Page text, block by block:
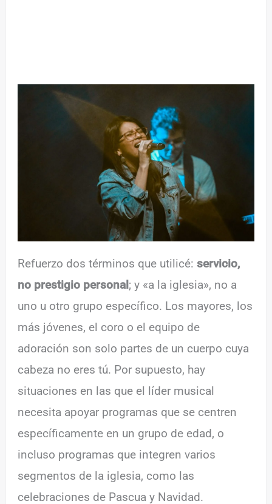
Refuerzo dos términos que utilicé:servicio,
no prestigio personal; y «a la iglesia», no a
uno u otro grupo específico. Los mayores, los
más jóvenes, el coro o el equipo de
adoración son solo partes de un cuerpo cuya
cabeza no eres tú. Por supuesto, hay
situaciones en las que el líder musical
necesita apoyar programas que se centren
específicamente en un grupo de edad, o
incluso programas que integren varios
segmentos de la iglesia, como las
celebraciones de Pascua y Navidad.